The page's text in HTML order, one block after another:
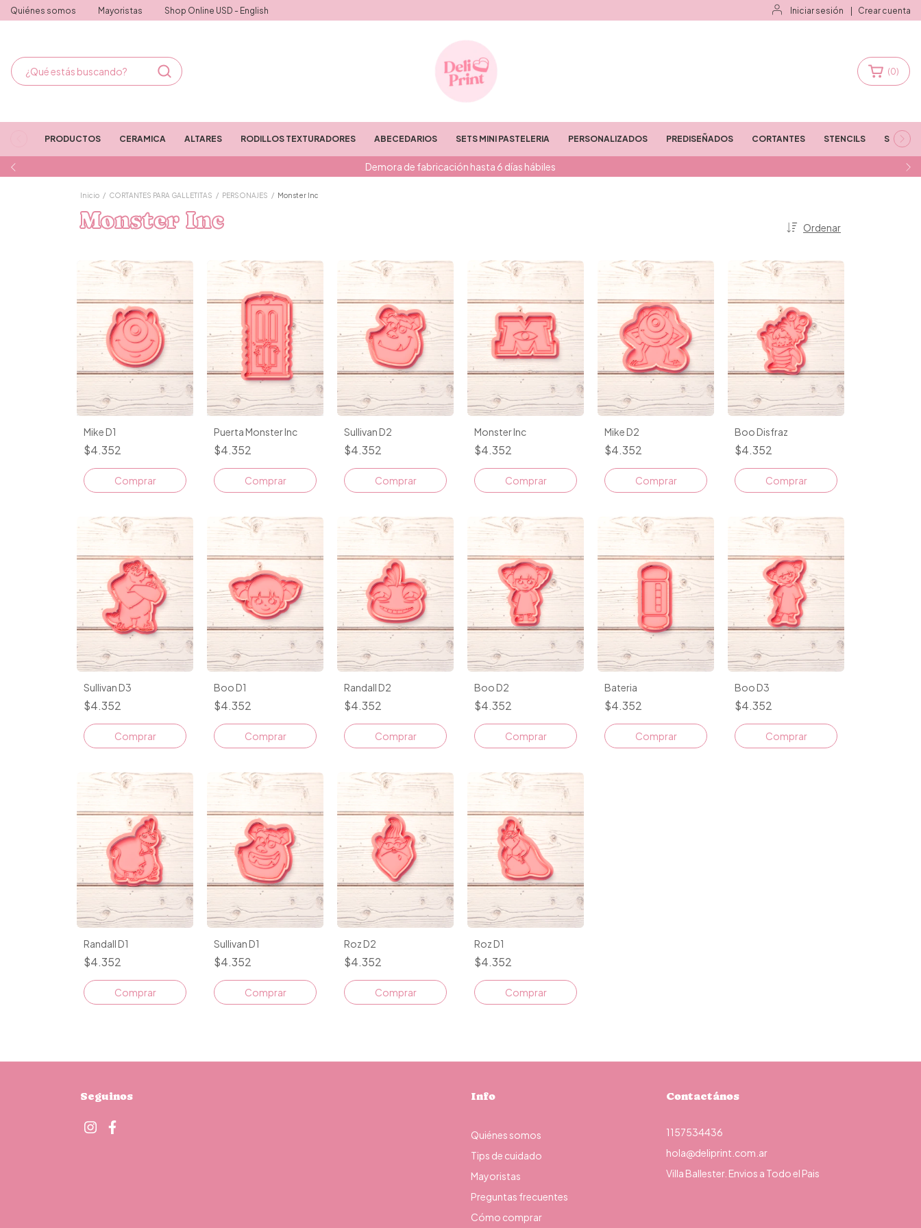
Quiénes somos Mayoristas Shop Online USD - English Iniciar sesión Crear cuenta
Demora de fabricación hasta 6 días hábiles
(0)
PRODUCTOS CERAMICA ALTARES RODILLOS TEXTURADORES ABECEDARIOS SETS MINI PASTELERIA PERSONALIZADOS PREDISEÑADOS CORTANTES STENCILS STAMPS
Inicio / CORTANTES PARA GALLETITAS / PERSONAJES / Monster Inc
Monster Inc Ordenar
Mike D1
$4.352
Comprar
Puerta Monster Inc
$4.352
Comprar
Sullivan D2
$4.352
Comprar
Monster Inc
$4.352
Comprar
Mike D2
$4.352
Comprar
Boo Disfraz
$4.352
Comprar
Sullivan D3
$4.352
Comprar
Boo D1
$4.352
Comprar
Randall D2
$4.352
Comprar
Boo D2
$4.352
Comprar
Bateria
$4.352
Comprar
Boo D3
$4.352
Comprar
Randall D1
$4.352
Comprar
Sullivan D1
$4.352
Comprar
Roz D2
$4.352
Comprar
Roz D1
$4.352
Comprar
Seguinos Info
Quiénes somos
Tips de cuidado
Mayoristas
Preguntas frecuentes
Cómo comprar
Contactános
1157534436
hola@deliprint.com.ar
Villa Ballester. Envios a Todo el Pais